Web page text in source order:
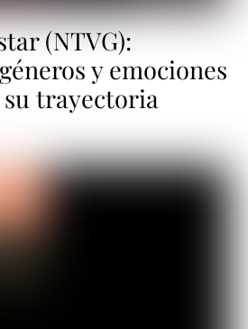
(NTVG):
y emociones
trayectoria